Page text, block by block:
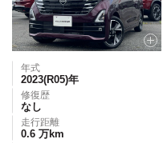
年式
2023(R05)年
修復歴
なし
走行距離
0.6 万km